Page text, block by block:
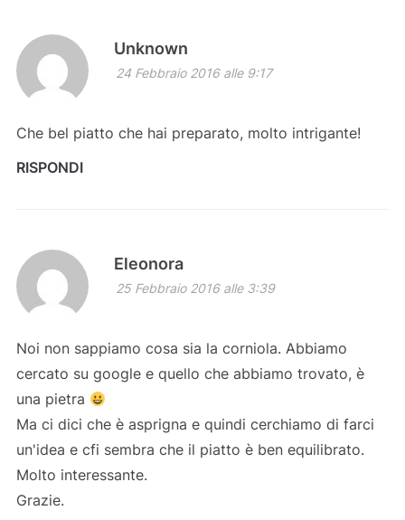
Unknown
24 Febbraio 2016 alle 9:17
Che bel piatto che hai preparato, molto intrigante!
RISPONDI
Eleonora
25 Febbraio 2016 alle 3:39
Noi non sappiamo cosa sia la corniola. Abbiamo
cercato su google e quello che abbiamo trovato, è
una pietra
Ma ci dici che è asprigna e quindi cerchiamo di farci
un'idea e cfi sembra che il piatto è ben equilibrato.
Molto interessante.
Grazie.